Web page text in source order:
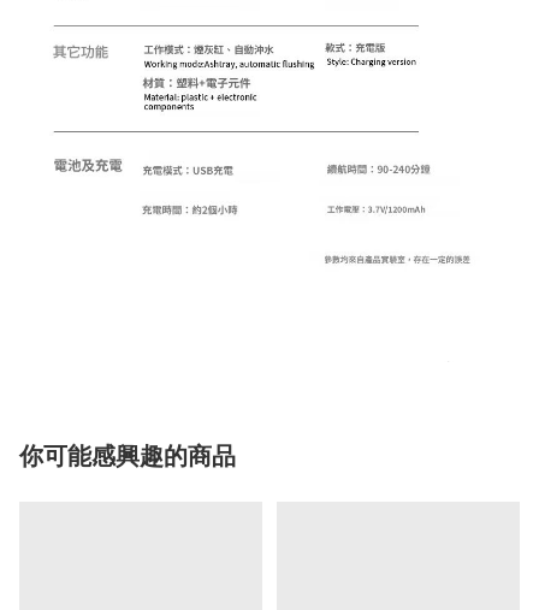
你可能感興趣的商品